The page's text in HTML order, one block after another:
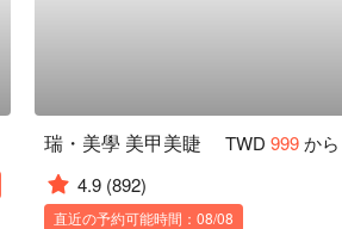
瑞・美學 美甲美睫 TWD 999から
4.9 (892)
直近の予約可能時間：08/08